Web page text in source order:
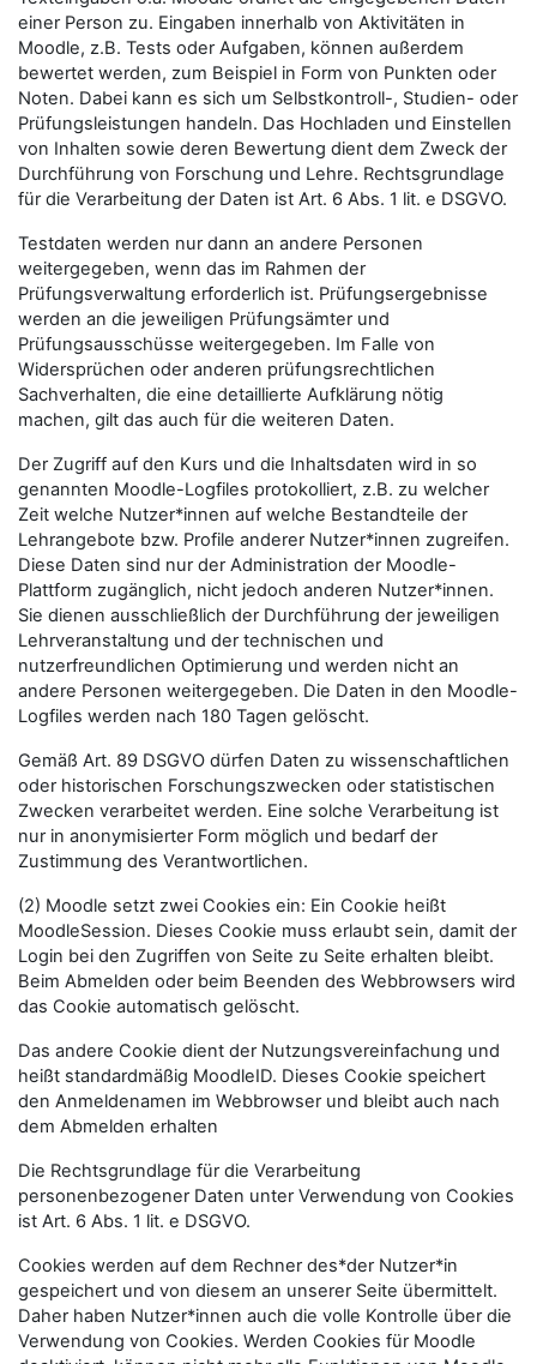
einer Person zu. Eingaben innerhalb von Aktivitäten in
Moodle, z.B. Tests oder Aufgaben, können außerdem
bewertet werden, zum Beispiel in Form von Punkten oder
Noten. Dabei kann es sich um Selbstkontroll-, Studien- oder
Prüfungsleistungen handeln. Das Hochladen und Einstellen
von Inhalten sowie deren Bewertung dient dem Zweck der
Durchführung von Forschung und Lehre. Rechtsgrundlage
für die Verarbeitung der Daten ist Art. 6 Abs. 1 lit. e DSGVO.
Testdaten werden nur dann an andere Personen
weitergegeben, wenn das im Rahmen der
Prüfungsverwaltung erforderlich ist. Prüfungsergebnisse
werden an die jeweiligen Prüfungsämter und
Prüfungsausschüsse weitergegeben. Im Falle von
Widersprüchen oder anderen prüfungsrechtlichen
Sachverhalten, die eine detaillierte Aufklärung nötig
machen, gilt das auch für die weiteren Daten.
Der Zugriff auf den Kurs und die Inhaltsdaten wird in so
genannten Moodle-Logfiles protokolliert, z.B. zu welcher
Zeit welche Nutzer*innen auf welche Bestandteile der
Lehrangebote bzw. Profile anderer Nutzer*innen zugreifen.
Diese Daten sind nur der Administration der Moodle-
Plattform zugänglich, nicht jedoch anderen Nutzer*innen.
Sie dienen ausschließlich der Durchführung der jeweiligen
Lehrveranstaltung und der technischen und
nutzerfreundlichen Optimierung und werden nicht an
andere Personen weitergegeben. Die Daten in den Moodle-
Logfiles werden nach 180 Tagen gelöscht.
Gemäß Art. 89 DSGVO dürfen Daten zu wissenschaftlichen
oder historischen Forschungszwecken oder statistischen
Zwecken verarbeitet werden. Eine solche Verarbeitung ist
nur in anonymisierter Form möglich und bedarf der
Zustimmung des Verantwortlichen.
(2) Moodle setzt zwei Cookies ein: Ein Cookie heißt
MoodleSession. Dieses Cookie muss erlaubt sein, damit der
Login bei den Zugriffen von Seite zu Seite erhalten bleibt.
Beim Abmelden oder beim Beenden des Webbrowsers wird
das Cookie automatisch gelöscht.
Das andere Cookie dient der Nutzungsvereinfachung und
heißt standardmäßig MoodleID. Dieses Cookie speichert
den Anmeldenamen im Webbrowser und bleibt auch nach
dem Abmelden erhalten
Die Rechtsgrundlage für die Verarbeitung
personenbezogener Daten unter Verwendung von Cookies
ist Art. 6 Abs. 1 lit. e DSGVO.
Cookies werden auf dem Rechner des*der Nutzer*in
gespeichert und von diesem an unserer Seite übermittelt.
Daher haben Nutzer*innen auch die volle Kontrolle über die
Verwendung von Cookies. Werden Cookies für Moodle